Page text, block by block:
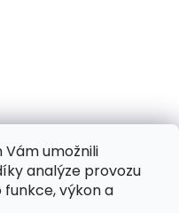
umožnili
analýze provozu
výkon a